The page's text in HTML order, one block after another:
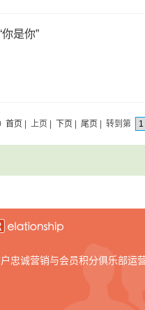
是你”
首页 | 上页 | 下页 尾页 | 转到第
忠诚营销与会员积分俱乐部运